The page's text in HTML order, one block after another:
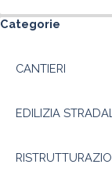
Salta blocco
Categorie
CANTIERI
EDILIZIA